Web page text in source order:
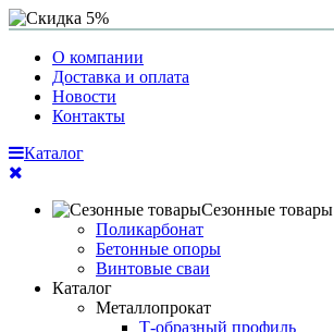
О компании
Доставка и оплата
Новости
Контакты
Каталог
Сезонные товары
Поликарбонат
Бетонные опоры
Винтовые сваи
Каталог
Металлопрокат
Т-образный профиль